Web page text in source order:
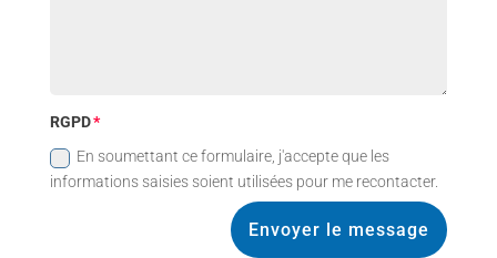
RGPD
En soumettant ce formulaire, j'accepte que les
informations saisies soient utilisées pour me recontacter.
Envoyer le message